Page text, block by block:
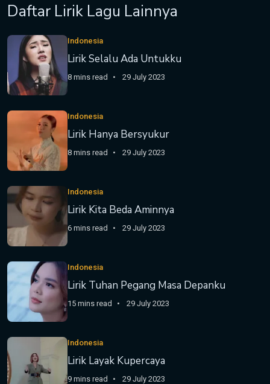
Daftar Lirik Lagu Lainnya
Indonesia
Lirik Selalu Ada Untukku
8 mins read 29 July 2023
Indonesia
Lirik Hanya Bersyukur
8 mins read 29 July 2023
Indonesia
Lirik Kita Beda Aminnya
6 mins read 29 July 2023
Indonesia
Lirik Tuhan Pegang Masa Depanku
15 mins read 29 July 2023
Indonesia
Lirik Layak Kupercaya
9 mins read 29 July 2023